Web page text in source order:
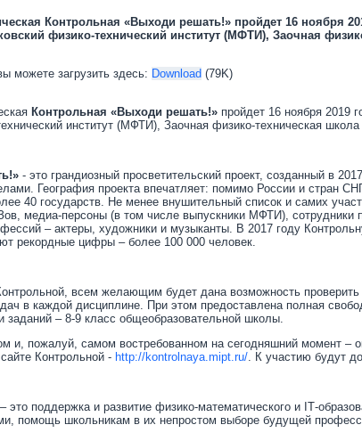
Контрольная «Выходи решать!» пройдет 16 ноября
физико-технический институт (МФТИ), Заочная
можете загрузить здесь: Download (79K)
Контрольная «Выходи решать!» пройдет 16 ноября 2019
институт (МФТИ), Заочная физико-техническая
- это грандиозный просветительский проект, созданный в
География проекта впечатляет: помимо России и стран
40 государств. Не менее внушительный список и самих
медиа-персоны (в том числе выпускники МФТИ),
– актеры, художники и музыканты. В 2017 году
рекордные цифры – более 100 000 человек.
всем желающим будет дана возможность
в каждой дисциплине. При этом предоставлена полная
заданий – 8-9 класс общеобразовательной школы.
и, пожалуй, самом востребованном на сегодняшний момент –
Контрольной - http://kontrolnaya.mipt.ru/. К участию будут
это поддержка и развитие физико-математического и
помощь школьникам в их непростом выборе будущей